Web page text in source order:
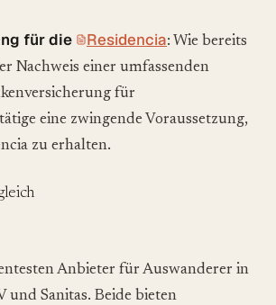
für die Residencia: Wie bereits
Nachweis einer umfassenden
für
eine zwingende Voraussetzung,
zu erhalten.
Anbieter für Auswanderer in
und Sanitas. Beide bieten